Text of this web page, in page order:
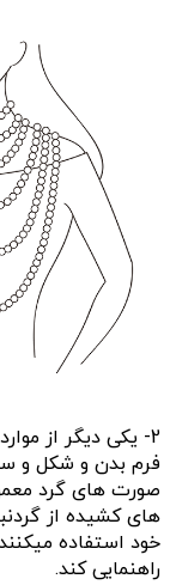
2- یکی دیگر از
فرم بدن و شکل و
صورت های گرد
های کشیده از
خود استفاده
راهنمایی کند.